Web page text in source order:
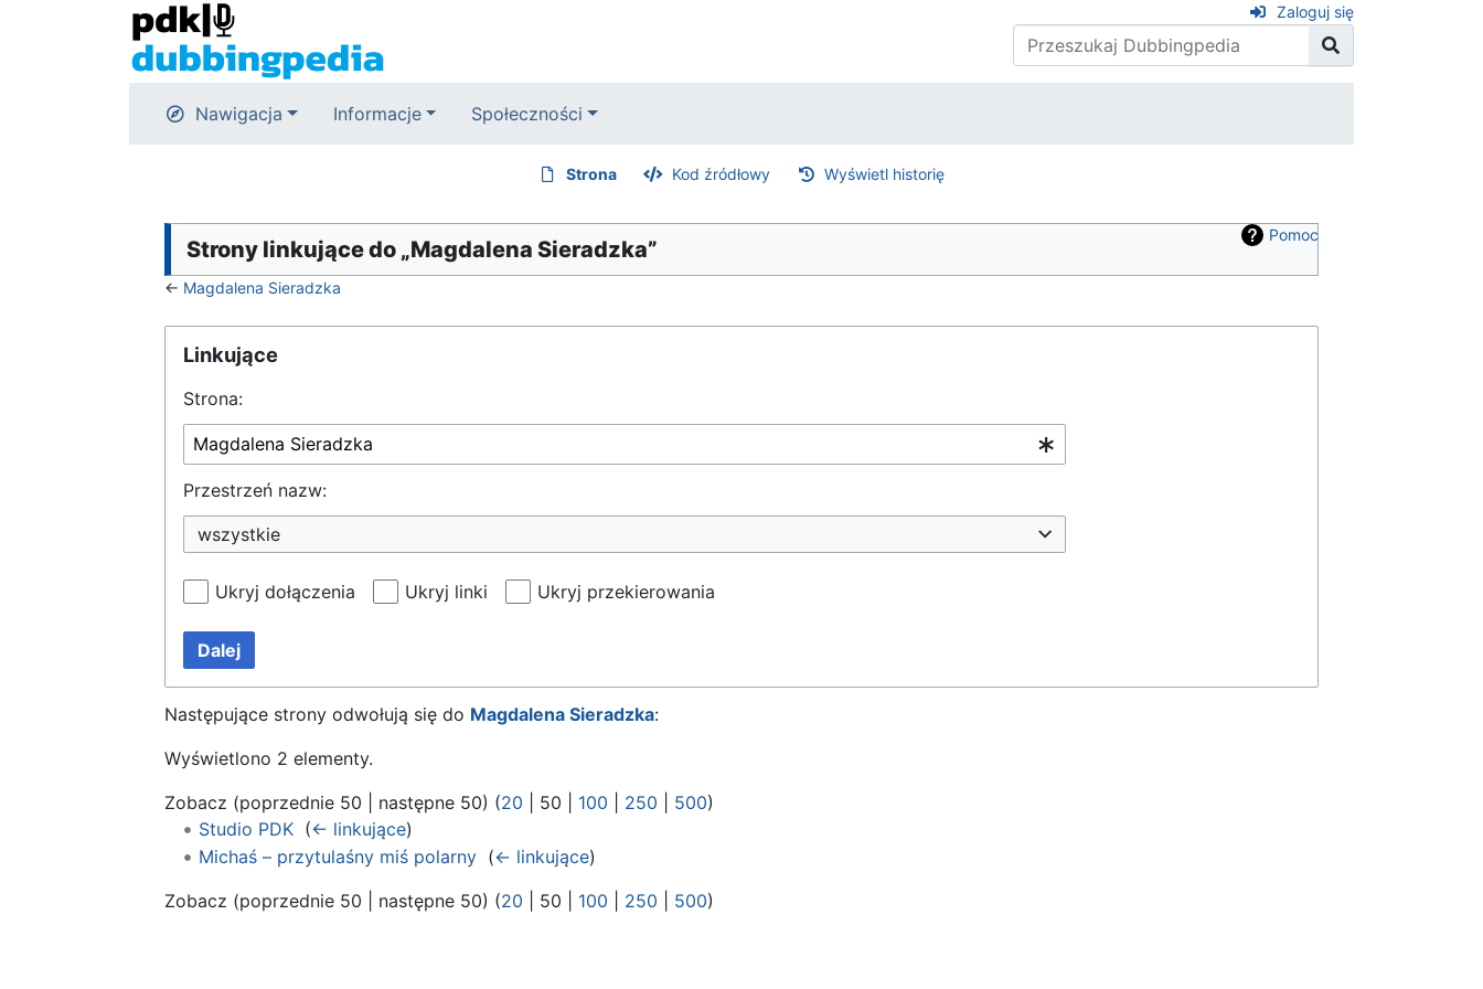
Zaloguj się
Nawigacja Informacje Społeczności
Strona Kod źródłowy Wyświetl historię
Pomoc
Strony linkujące do „Magdalena Sieradzka”
← Magdalena Sieradzka
Linkujące
Strona:
Przestrzeń nazw:
wszystkie
Ukryj dołączenia Ukryj linki Ukryj przekierowania
Dalej
Następujące strony odwołują się do Magdalena Sieradzka:
Wyświetlono 2 elementy.
Zobacz (poprzednie 50 następne 50) (20 50 100 250 500)
Studio PDK‎ (← linkujące)
Michaś – przytulaśny miś polarny‎ (← linkujące)
Zobacz (poprzednie 50 następne 50) (20 50 100 250 500)